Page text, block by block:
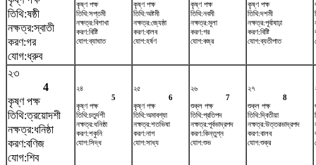
তিথি:ষষ্ঠী
নক্ষত্র:স্বাতী
করণ:গর
যোগ:ধ্রুব
কৃষ্ণ পক্ষ
তিথি:সপ্তমী
নক্ষত্র:বিশাখা
করণ:বিষ্টি
যোগ:ব্যাঘাত
কৃষ্ণ পক্ষ
তিথি:অষ্টমী
নক্ষত্র:জ্যেষ্ঠা
করণ:বালব
যোগ:হর্ষণ
কৃষ্ণ পক্ষ
তিথি:নবমী
নক্ষত্র:মূলা
করণ:গর
যোগ:বজ্র
কৃষ্ণ পক্ষ
তিথি:দশমী
নক্ষত্র:পূর্বাষাঢ়া
করণ:বিষ্টি
যোগ:ব্যতীপাত
২৩
4
কৃষ্ণ পক্ষ
তিথি:ত্রয়োদশী
নক্ষত্র:ধনিষ্ঠা
করণ:বণিজ
যোগ:শিব
২৪
5
কৃষ্ণ পক্ষ
তিথি:চতুর্দশী
নক্ষত্র:ধনিষ্ঠা
করণ:শকুনি
যোগ:সিদ্ধ
২৫
6
কৃষ্ণ পক্ষ
তিথি:অমাবশ্যা
নক্ষত্র:শতভিষ‌া
করণ:নাগ
যোগ:সাধ্য
২৬
7
শুক্ল পক্ষ
তিথি:প্রতিপদ
নক্ষত্র:পূর্বভাদ্রপদ
করণ:কিন্তুগ্ন
যোগ:শুভ
২৭
8
শুক্ল পক্ষ
তিথি:দ্বিতীয়া
নক্ষত্র:উত্তরভাদ্রপদ
করণ:বালব
যোগ:শুক্র